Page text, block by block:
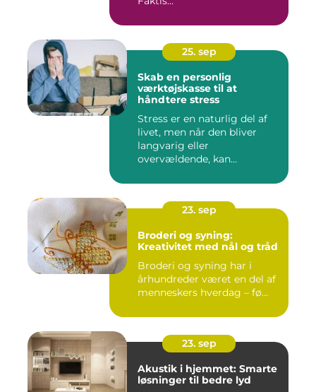
25. sep
Skab en personlig
værktøjskasse til at
håndtere stress
Stress er en naturlig del af
livet, men når den bliver
langvarig eller
overvældende, kan...
23. sep
Broderi og syning:
Kreativitet med nål og tråd
Broderi og syning har i
århundreder været en del af
menneskers hverdag – fø...
23. sep
Akustik i hjemmet: Smarte
løsninger til bedre lyd